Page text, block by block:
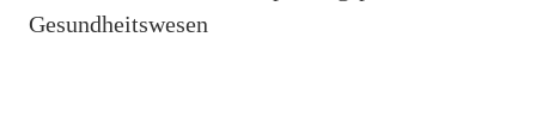
Gesundheitswesen